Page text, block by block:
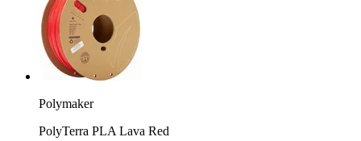
Polymaker
PolyTerra PLA Lava Red